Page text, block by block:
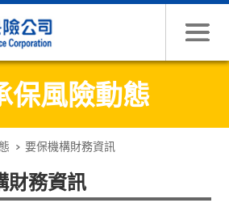
保風險動態
要保機構財務資訊
財務資訊